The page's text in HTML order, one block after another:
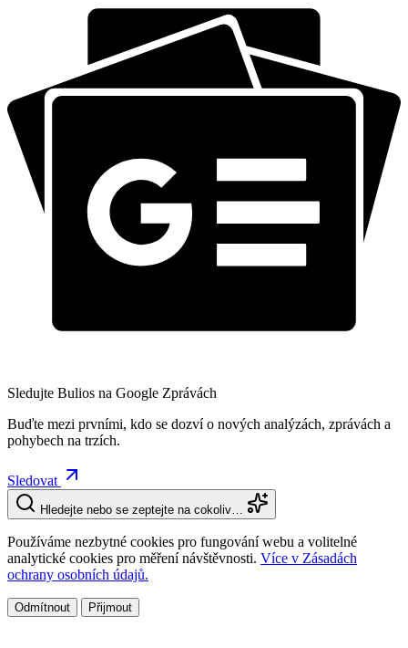
Sledujte Bulios na Google Zprávách
Buďte mezi prvními, kdo se dozví o nových analýzách, zprávách a
pohybech na trzích.
Sledovat
Hledejte nebo se zeptejte na cokoliv…
Používáme nezbytné cookies pro fungování webu a volitelné
analytické cookies pro měření návštěvnosti. Více v Zásadách
ochrany osobních údajů.
Odmítnout Přijmout